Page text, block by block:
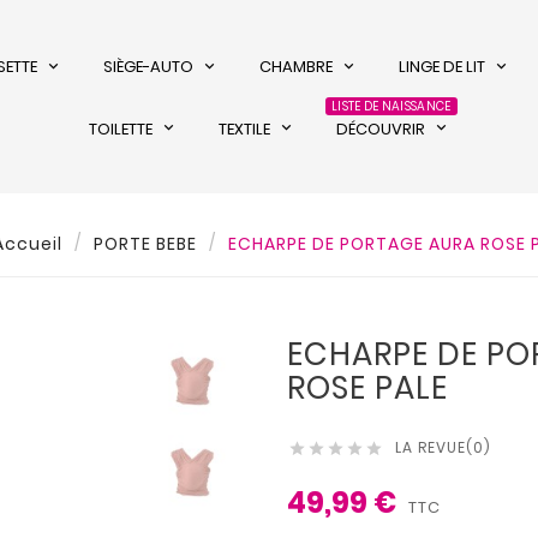
SIÈGE-AUTO CHAMBRE LINGE DE LIT
TOILETTE TEXTILE DÉCOUVRIR
LISTE DE NAISSANCE
PORTE BEBE ECHARPE DE PORTAGE AURA ROSE
ECHARPE DE
ROSE PALE
     LA REVUE(0)
49,99 € TTC